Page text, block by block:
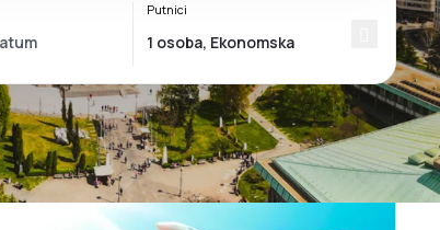
Putnici